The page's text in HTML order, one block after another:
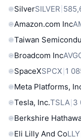
SilverSILVER
Amazon.com Inc
Taiwan
Broadcom Inc
SpaceXSPCX 1
Meta Platforms,
Tesla, Inc.TSLA 3
Berkshire
Eli Lilly And CoLLY